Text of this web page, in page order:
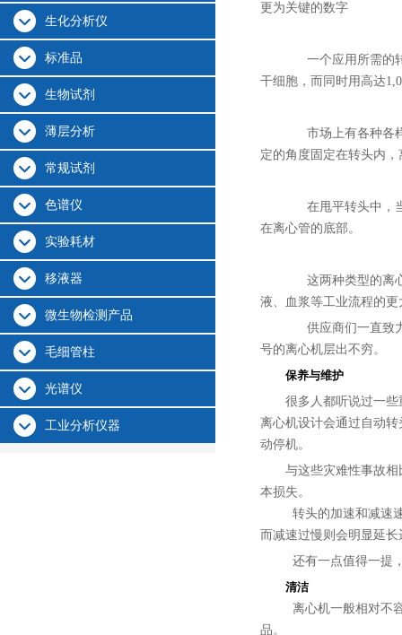
生化分析仪
标准品
生物试剂
薄层分析
常规试剂
色谱仪
实验耗材
移液器
微生物检测产品
毛细管柱
光谱仪
工业分析仪器
更为关键的数字
一个应用所需的
干细胞，而同时用高达
市场上有各种各
定的角度固定在转头内
在甩平转头中，
在离心管的底部。
这两种类型的离
液、血浆等工业流程的
供应商们一直致
号的离心机层出不穷。
保养与维护
很多人都听说过一
离心机设计会通过自动
动停机。
与这些灾难性事故
本损失。
转头的加速和减速
而减速过慢则会明显延
还有一点值得一提
清洁
离心机一般相对不
品。